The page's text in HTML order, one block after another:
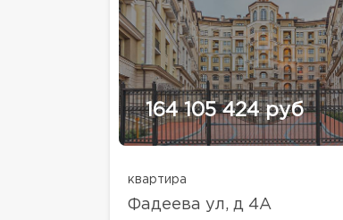
164 105 424 руб
квартира
Фадеева ул, д 4A